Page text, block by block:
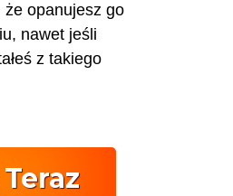
że opanujesz go
nawet jeśli
z takiego